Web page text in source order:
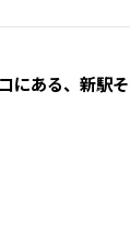
にある、新駅